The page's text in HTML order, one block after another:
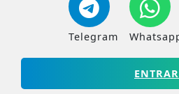
Telegram
ENTRAR